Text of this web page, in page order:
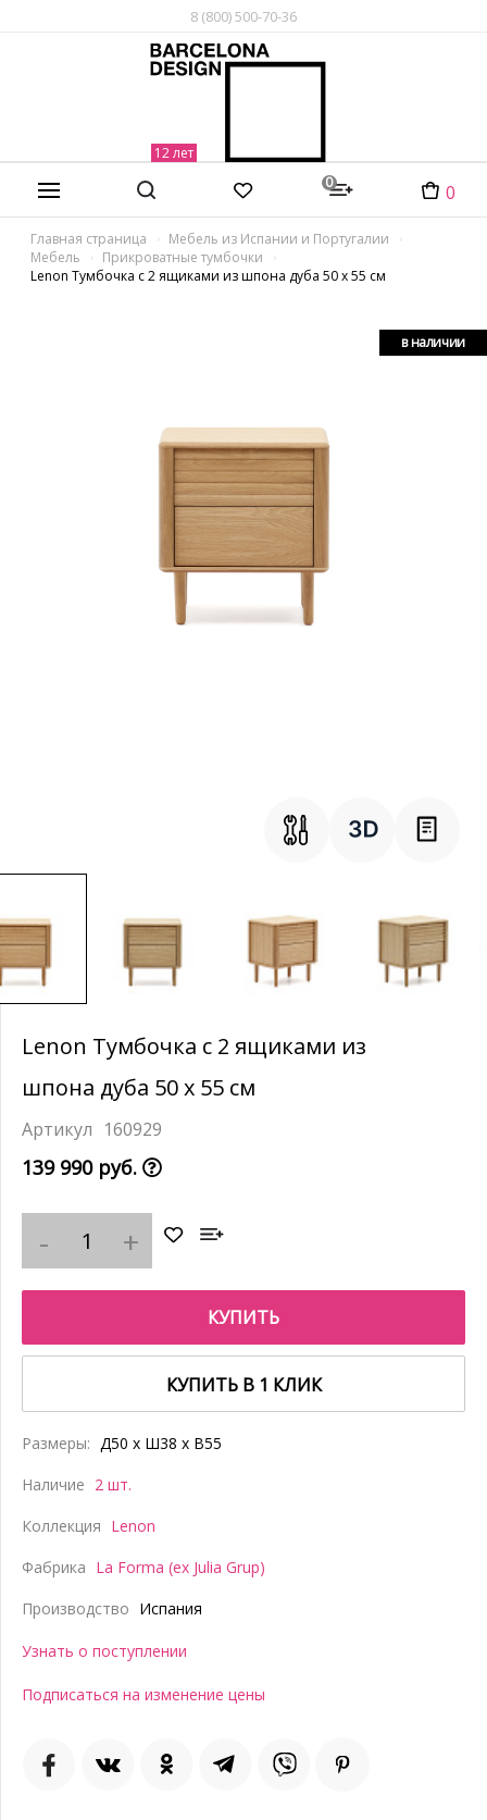
8 (800) 500-70-36
0 0
Главная страница
Мебель из Испании и Португалии
Мебель
Прикроватные тумбочки
Lenon Тумбочка с 2 ящиками из шпона дуба 50 x 55 см
в наличии
Lenon Тумбочка с 2 ящиками из
шпона дуба 50 x 55 см
160929
139 990 руб.
КУПИТЬ
КУПИТЬ В 1 КЛИК
Размеры: Д50 x Ш38 x В55
Наличие 2 шт.
Коллекция Lenon
Фабрика La Forma (ex Julia Grup)
Производство Испания
Узнать о поступлении
Подписаться на изменение цены